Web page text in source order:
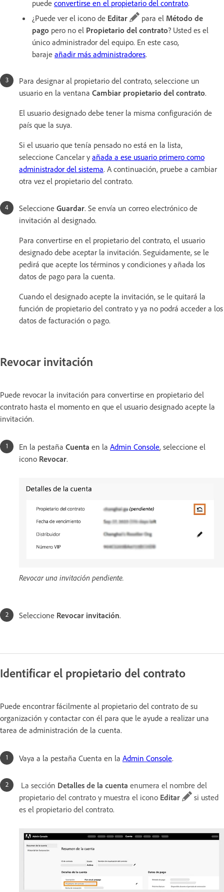
puede convertirse en el propietario del contrato.
¿Puede ver el icono de Editar para el Método de
pago pero no el Propietario del contrato? Usted es el
único administrador del equipo. En este caso,
baraje añadir más administradores.
Para designar al propietario del contrato, seleccione un
usuario en la ventana Cambiar propietario del contrato.
El usuario designado debe tener la misma configuración de
país que la suya.
Si el usuario que tenía pensado no está en la lista,
seleccione Cancelar y añada a ese usuario primero como
administrador del sistema. A continuación, pruebe a cambiar
otra vez el propietario del contrato.
Seleccione Guardar. Se envía un correo electrónico de
invitación al designado.
Para convertirse en el propietario del contrato, el usuario
designado debe aceptar la invitación. Seguidamente, se le
pedirá que acepte los términos y condiciones y añada los
datos de pago para la cuenta.
Cuando el designado acepte la invitación, se le quitará la
función de propietario del contrato y ya no podrá acceder a los
datos de facturación o pago.
Revocar invitación
Puede revocar la invitación para convertirse en propietario del
contrato hasta el momento en que el usuario designado acepte la
invitación.
En la pestaña Cuenta en la Admin Console, seleccione el
icono Revocar.
Revocar una invitación pendiente.
Seleccione Revocar invitación.
Identificar el propietario del contrato
Puede encontrar fácilmente al propietario del contrato de su
organización y contactar con él para que le ayude a realizar una
tarea de administración de la cuenta.
Vaya a la pestaña Cuenta en la Admin Console.
La sección Detalles de la cuenta enumera el nombre del
propietario del contrato y muestra el icono Editar
si usted
es el propietario del contrato.